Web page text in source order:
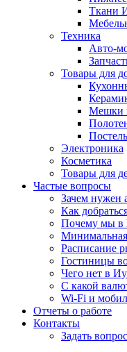
Ткани
Техника
Авто-
Товары для
Мешки
Электроника
Косметика
Товары для
Частые вопросы
Зачем нужен
Как
Почему мы в
Расписание
Гостиницы
Чего нет в Иу
С какой
Wi-Fi и
Отчеты о работе
Контакты
Задать вопрос